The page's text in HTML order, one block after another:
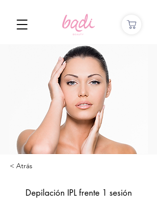
< Atrás
Depilación IPL frente 1 sesión